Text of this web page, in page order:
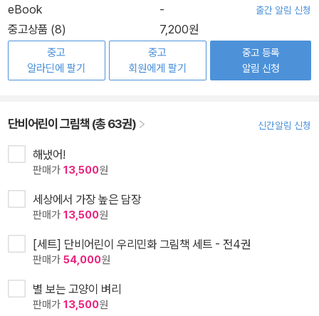
eBook
- 출간 알림 신청
중고상품 (8) 7,200원
중고
알라딘에 팔기
중고
회원에게 팔기
중고 등록
알림 신청
단비어린이 그림책 (총 63권) 신간알림 신청
해냈어!
판매가 13,500원
세상에서 가장 높은 담장
판매가 13,500원
[세트] 단비어린이 우리민화 그림책 세트 - 전4권
판매가 54,000원
별 보는 고양이 벼리
판매가 13,500원